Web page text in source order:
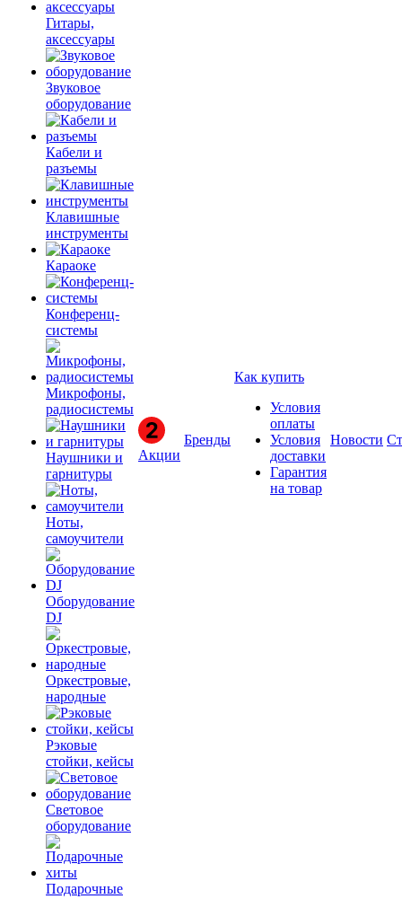
Гитары,
аксессуары
Звуковое
оборудование
Кабели и
разъемы
Клавишные
инструменты
Караоке
Конференц-
системы
Микрофоны,
радиосистемы
Наушники и
гарнитуры
Ноты,
самоучители
Оборудование
DJ
Оркестровые,
народные
Рэковые
стойки, кейсы
Световое
оборудование
Подарочные
Акции
Бренды
Как купить
Условия
оплаты
Условия
доставки
Гарантия
на товар
Новости